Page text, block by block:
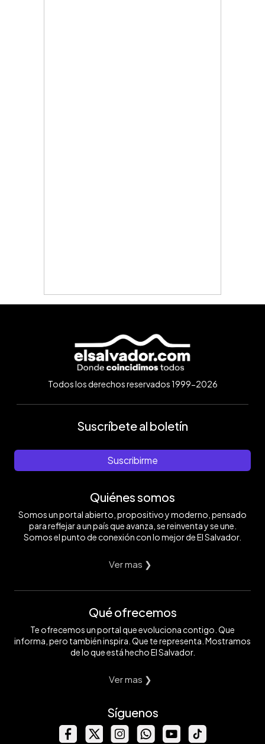
Todos los derechos reservados 1999-2026
Suscríbete al boletín
Suscribirme
Quiénes somos
Somos un portal abierto, propositivo y moderno, pensado
para reflejar a un país que avanza, se reinventa y se une.
Somos el punto de conexión con lo mejor de El Salvador.
Ver mas ❯
Qué ofrecemos
Te ofrecemos un portal que evoluciona contigo. Que
informa, pero también inspira. Que te representa. Mostramos
de lo que está hecho El Salvador.
Ver mas ❯
Síguenos